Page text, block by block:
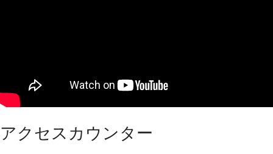
アクセスカウンター